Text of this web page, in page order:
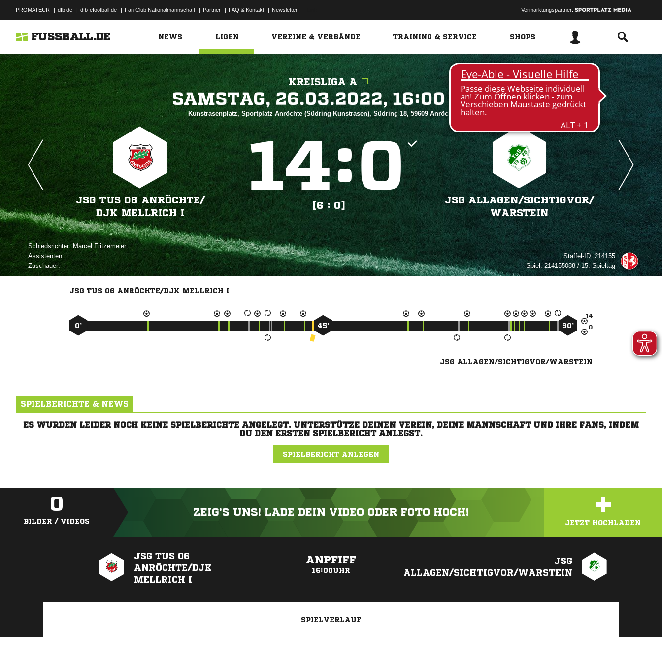
PROMATEUR | dfb.de | dfb-efootball.de | Fan Club Nationalmannschaft | Partner | FAQ & Kontakt | Newsletter Vermarktungspartner:
FUSSBALL.DE NEWS LIGEN VEREINE & VERBÄNDE TRAINING & SERVICE SHOPS
KREISLIGA A
   
Kunstrasenplatz, Sportplatz Anröchte (Südring Kunstrasen), Südring 18, 59609 Anröchte
JSG TUS 06 ANRÖCHTE/​
DJK MELLRICH I
:
[6 : 0]
JSG ALLAGEN/​SICHTIGVOR/​
WARSTEIN
Schiedsrichter: 
Assistenten:
Zuschauer:
Staffel-ID:214155
Spiel:214155088 / 15. Spieltag
JSG TUS 06 ANRÖCHTE/DJK MELLRICH I


0’ 45’ 90’
JSG ALLAGEN/SICHTIGVOR/WARSTEIN
SPIELBERICHTE & NEWS
ES WURDEN LEIDER NOCH KEINE SPIELBERICHTE ANGELEGT. UNTERSTÜTZE DEINEN VEREIN, DEINE MANNSCHAFT UND IHRE FANS, INDEM
DU DEN ERSTEN SPIELBERICHT ANLEGST.
SPIELBERICHT ANLEGEN
0
BILDER / VIDEOS
ZEIG'S UNS! LADE DEIN VIDEO ODER FOTO HOCH! +
JETZT HOCHLADEN
JSG TUS 06
ANRÖCHTE/DJK
MELLRICH I
ANPFIFF
16:00UHR
JSG
ALLAGEN/SICHTIGVOR/WARSTEIN
SPIELVERLAUF